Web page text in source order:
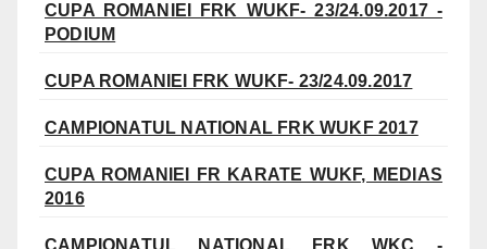
CUPA ROMANIEI FRK WUKF- 23/24.09.2017 -
PODIUM
CUPA ROMANIEI FRK WUKF- 23/24.09.2017
CAMPIONATUL NATIONAL FRK WUKF 2017
CUPA ROMANIEI FR KARATE WUKF, MEDIAS
2016
CAMPIONATUL NATIONAL FRK WKC -